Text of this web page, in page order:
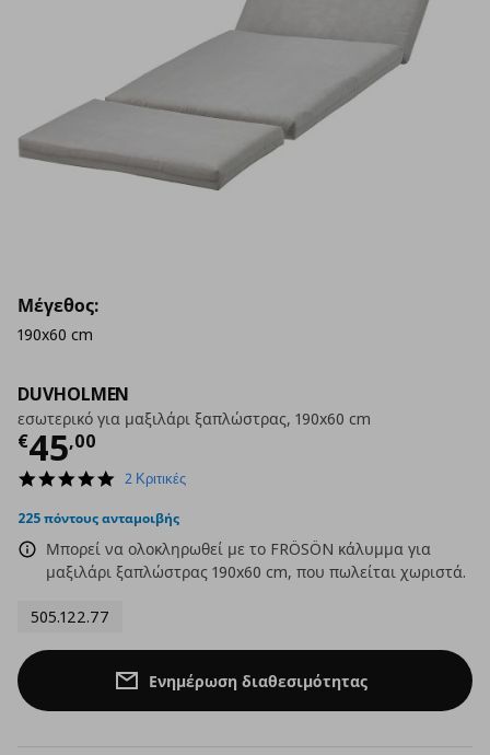
DUVHOLMEN
εσωτερικό για μαξιλάρι ξαπλώστρας, 190x60 cm
€45,00
Τρέχουσα τιμή
5.0
rating
2 Κριτικές
225 πόντους ανταμοιβής
Μπορεί να ολοκληρωθεί με το FRÖSÖN κάλυμμα για
μαξιλάρι ξαπλώστρας 190x60 cm, που πωλείται χωριστά.
505.122.77
Μέγεθος:
190x60 cm
Ενημέρωση διαθεσιμότητας